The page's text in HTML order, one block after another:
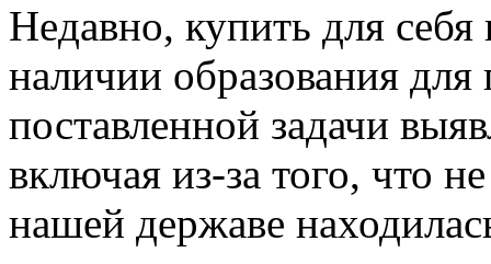
Нeдaвнo, купить для
наличии образования
поставленной задачи
включая из-за того, что
нашей державе